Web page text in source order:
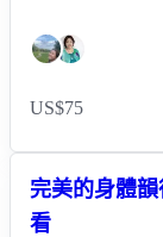
US$75
完美的身體
看